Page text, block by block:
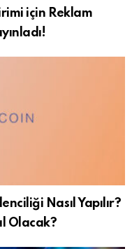
için Reklam
Nasıl Yapılır?
Olacak?